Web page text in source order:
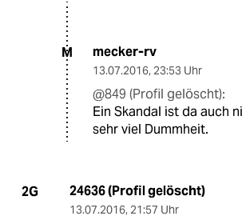
M mecker-rv
13.07.2016, 23:53 Uhr
@849 (Profil gelöscht):
Ein Skandal ist da auch
sehr viel Dummheit.
2G 24636 (Profil gelöscht)
13.07.2016, 21:57 Uhr